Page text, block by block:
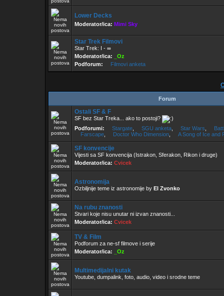
Lower Decks
Moderator/ica: Mimi Sky
Star Trek Filmovi
Star Trek: I - ∞
Moderator/ica:
_Oz
Podforum:
Filmovi anketa
Forum
Ostali SF & F
SF bez Star Treka... ako to postoji?
Podforumi:
Stargate SGU anketa Star Wars
Farscape
Doctor Who Dimension A Song of Ice and
SF konvencije
Vijesti sa SF konvencija (Istrakon, Sferakon, Rikon i druge)
Moderator/ica: Cvicek
Astronomija
Ozbiljnije teme iz astronomije by El Zvonko
Na rubu znanosti
Stvari koje nisu unutar ni izvan znanosti...
Moderator/ica: Cvicek
TV & Film
Podforum za ne-sf filmove i serije
Moderator/ica:
_Oz
Multimedijalni kutak
Youtube, dumpalink, foto, audio, video i srodne teme